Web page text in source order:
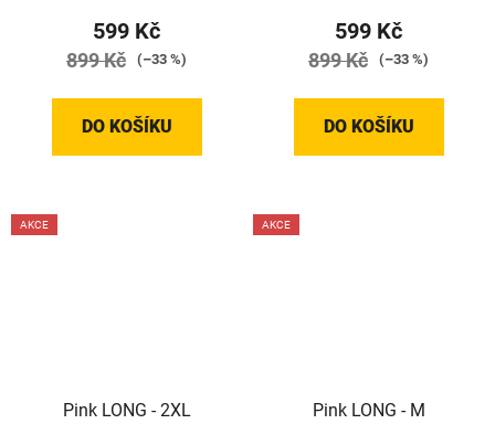
599 Kč
899 Kč (–33 %)
DO KOŠÍKU
599 Kč
899 Kč (–33 %)
DO KOŠÍKU
AKCE
Pink LONG - 2XL
AKCE
Pink LONG - M